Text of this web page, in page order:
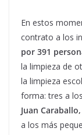
En estos
contrato a los
por 391
la limpieza de
la limpieza
forma: tres a
Juan
a los más